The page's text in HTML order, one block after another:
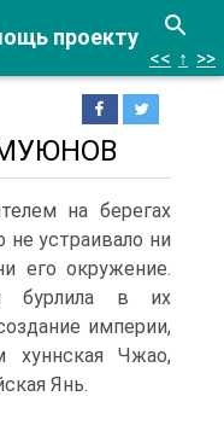
проекту
<< ↑ >>
на берегах
устраивало ни
его окружение.
бурлила в их
империи,
хуннская Чжао,
Янь.